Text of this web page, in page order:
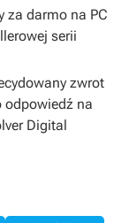
za darmo na PC
serii
zwrot
odpowiedź na
Digital